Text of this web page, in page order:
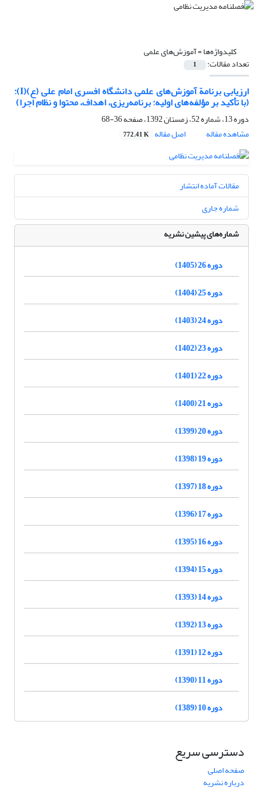
کلیدواژه‌ها =آموزش‌های علمی
تعداد مقالات: 1
ارزیابی برنامة آموزش‌های علمی دانشگاه افسری امام علی (ع)(I):
(با تأکید بر مؤلفه‌های اولیه: برنامه‌ریزی، اهداف، محتوا و نظام اجرا)
دوره 13، شماره 52، زمستان 1392، صفحه
36-68
مشاهده مقاله
اصل مقاله 772.41 K
مقالات آماده انتشار
شماره جاری
شماره‌های پیشین نشریه
دوره 26 (1405)
دوره 25 (1404)
دوره 24 (1403)
دوره 23 (1402)
دوره 22 (1401)
دوره 21 (1400)
دوره 20 (1399)
دوره 19 (1398)
دوره 18 (1397)
دوره 17 (1396)
دوره 16 (1395)
دوره 15 (1394)
دوره 14 (1393)
دوره 13 (1392)
دوره 12 (1391)
دوره 11 (1390)
دوره 10 (1389)
دسترسی سریع
صفحه اصلی
درباره نشریه